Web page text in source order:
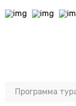
Программа